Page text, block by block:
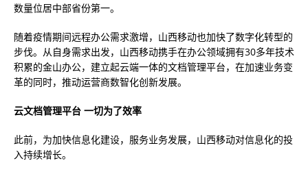
数量位居中部省份第一。
随着疫情期间远程办公需求激增，山西移动也加快了数字化转型的
步伐。从自身需求出发，山西移动携手在办公领域拥有30多年技术
积累的金山办公，建立起云端一体的文档管理平台，在加速业务变
革的同时，推动运营商数智化创新发展。
云文档管理平台 一切为了效率
此前，为加快信息化建设，服务业务发展，山西移动对信息化的投
入持续增长。